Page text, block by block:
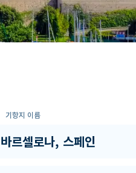
기항지 이름
바르셀로나, 스페인